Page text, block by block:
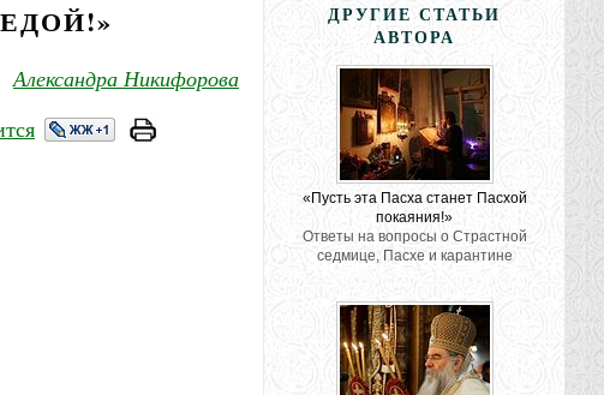
Александра Никифорова
ДРУГИЕ СТАТЬИ
АВТОРА
«Пусть эта Пасха станет Пасхой
покаяния!»
Ответы на вопросы о Страстной
седмице, Пасхе и карантине